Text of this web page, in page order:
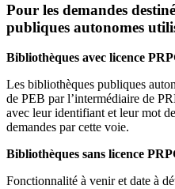
Pour les demandes
publiques autonomes
Bibliothèques avec licence
Les bibliothèques publiques
de PEB par l’intermédiaire de
avec leur identifiant et leur mot
demandes par cette voie.
Bibliothèques sans licence
Fonctionnalité à venir et date à